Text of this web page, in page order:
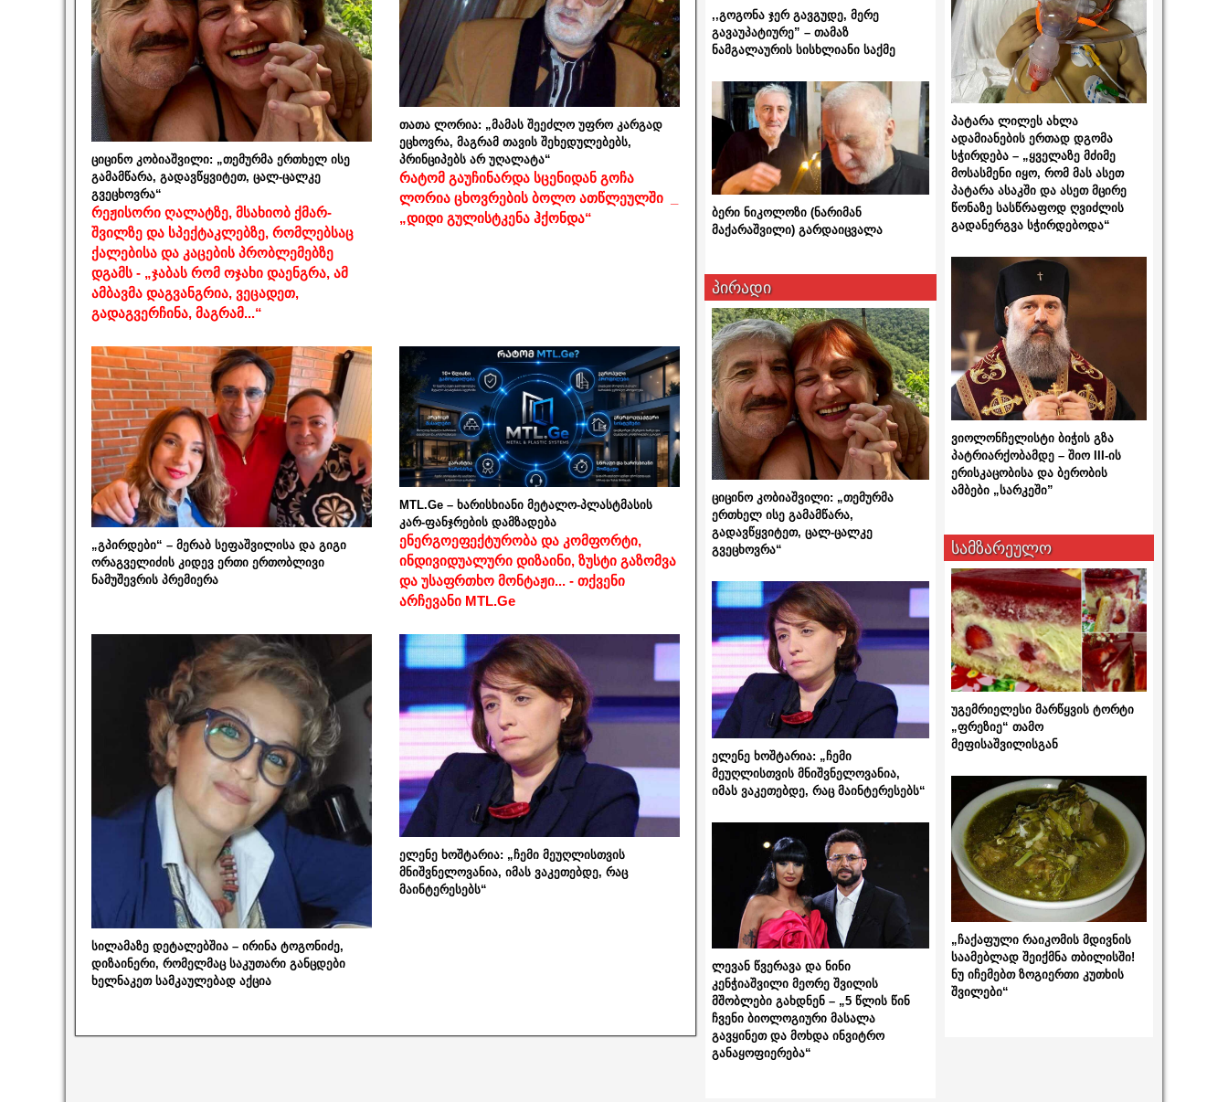
ციცინო კობიაშვილი: „თემურმა ერთხელ ისე
გამამწარა, გადავწყვიტეთ, ცალ-ცალკე
გვეცხოვრა“
რეჟისორი ღალატზე, მსახიობ ქმარ-
შვილზე და სპექტაკლებზე, რომლებსაც
ქალებისა და კაცების პრობლემებზე
დგამს - „ჯაბას რომ ოჯახი დაენგრა, ამ
ამბავმა დაგვანგრია, ვეცადეთ,
გადაგვერჩინა, მაგრამ...“
თათა ლორია: „მამას შეეძლო უფრო კარგად
ეცხოვრა, მაგრამ თავის შეხედულებებს,
პრინციპებს არ უღალატა“
რატომ გაუჩინარდა სცენიდან გოჩა
ლორია ცხოვრების ბოლო ათწლეულში _
„დიდი გულისტკენა ჰქონდა“
„გპირდები“ – მერაბ სეფაშვილისა და გიგი
ორაგველიძის კიდევ ერთი ერთობლივი
ნამუშევრის პრემიერა
MTL.Ge – ხარისხიანი მეტალო-პლასტმასის
კარ-ფანჯრების დამზადება
ენერგოეფექტურობა და კომფორტი,
ინდივიდუალური დიზაინი, ზუსტი გაზომვა
და უსაფრთხო მონტაჟი... - თქვენი
არჩევანი MTL.Ge
სილამაზე დეტალებშია – ირინა ტოგონიძე,
დიზაინერი, რომელმაც საკუთარი განცდები
ხელნაკეთ სამკაულებად აქცია
ელენე ხოშტარია: „ჩემი მეუღლისთვის
მნიშვნელოვანია, იმას ვაკეთებდე, რაც
მაინტერესებს“
,,გოგონა ჯერ გავგუდე, მერე
გავაუპატიურე” – თამაზ
ნამგალაურის სისხლიანი საქმე
ბერი ნიკოლოზი (ნარიმან
მაქარაშვილი) გარდაიცვალა
პირადი
ციცინო კობიაშვილი: „თემურმა
ერთხელ ისე გამამწარა,
გადავწყვიტეთ, ცალ-ცალკე
გვეცხოვრა“
ელენე ხოშტარია: „ჩემი
მეუღლისთვის მნიშვნელოვანია,
იმას ვაკეთებდე, რაც მაინტერესებს“
ლევან წვერავა და ნინი
კენჭიაშვილი მეორე შვილის
მშობლები გახდნენ – „5 წლის წინ
ჩვენი ბიოლოგიური მასალა
გავყინეთ და მოხდა ინვიტრო
განაყოფიერება“
პატარა ლილეს ახლა
ადამიანების ერთად დგომა
სჭირდება – „ყველაზე მძიმე
მოსასმენი იყო, რომ მას ასეთ
პატარა ასაკში და ასეთ მცირე
წონაზე სასწრაფოდ ღვიძლის
გადანერგვა სჭირდებოდა“
ვიოლონჩელისტი ბიჭის გზა
პატრიარქობამდე – შიო III-ის
ერისკაცობისა და ბერობის
ამბები „სარკეში”
სამზარეულო
უგემრიელესი მარწყვის ტორტი
„ფრეზიე“ თამო
მეფისაშვილისგან
„ჩაქაფული რაიკომის მდივნის
საამებლად შეიქმნა თბილისში!
ნუ იჩემებთ ზოგიერთი კუთხის
შვილები“